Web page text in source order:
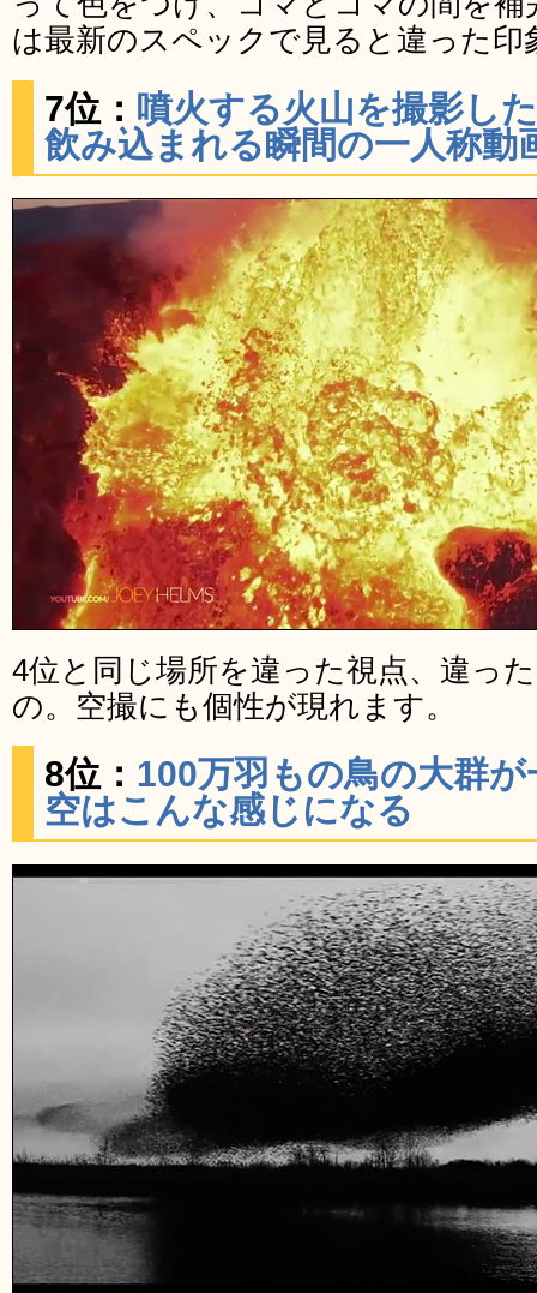
は最新のスペックで見ると違った印
7位： 噴火する火山を撮影し
飲み込まれる瞬間の一人称動
4位と同じ場所を違った視点、違っ
の。空撮にも個性が現れます。
8位： 100万羽もの鳥の大群
空はこんな感じになる